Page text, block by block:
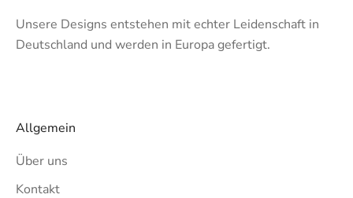
Unsere Designs entstehen mit echter Leidenschaft in
Deutschland und werden in Europa gefertigt.
Allgemein
Über uns
Kontakt